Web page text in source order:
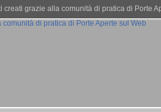
creati grazie alla comunità di pratica di Porte